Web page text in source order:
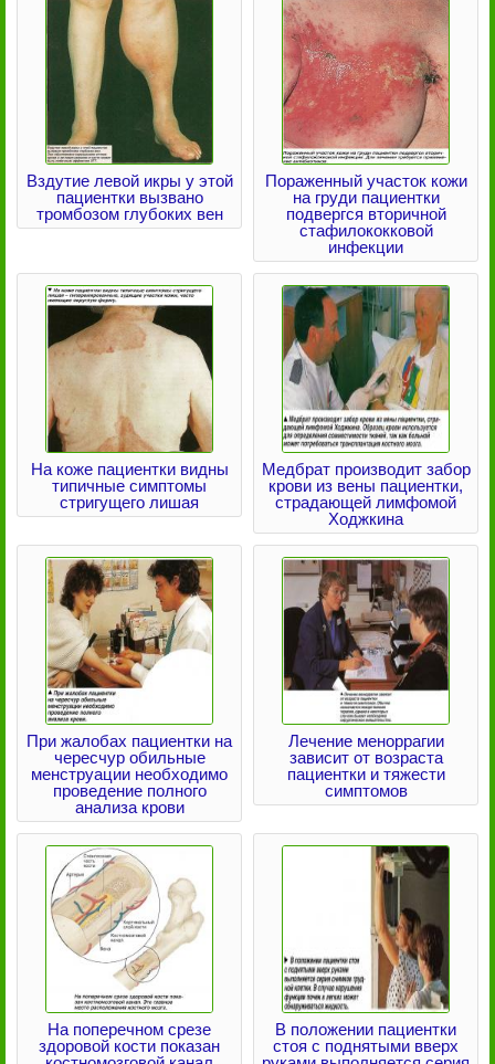
Вздутие левой икры у этой
пациентки вызвано
тромбозом глубоких вен
Пораженный участок кожи
на груди пациентки
подвергся вторичной
стафилококковой
инфекции
На коже пациентки видны
типичные симптомы
стригущего лишая
Медбрат производит забор
крови из вены пациентки,
страдающей лимфомой
Ходжкина
При жалобах пациентки на
чересчур обильные
менструации необходимо
проведение полного
анализа крови
Лечение меноррагии
зависит от возраста
пациентки и тяжести
симптомов
На поперечном срезе
здоровой кости показан
В положении пациентки
стоя с поднятыми вверх